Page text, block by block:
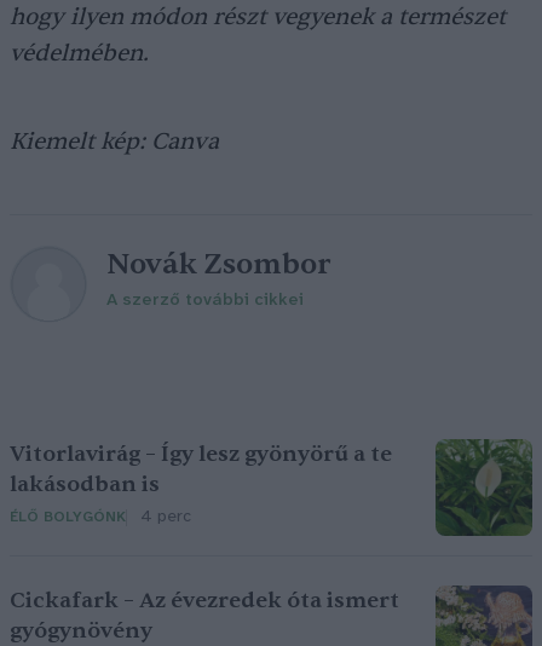
hogy ilyen módon részt vegyenek a természet
védelmében.
Kiemelt kép: Canva
Novák Zsombor
A szerző további cikkei
Vitorlavirág – Így lesz gyönyörű a te
lakásodban is
ÉLŐ BOLYGÓNK 4 perc
Cickafark – Az évezredek óta ismert
gyógynövény